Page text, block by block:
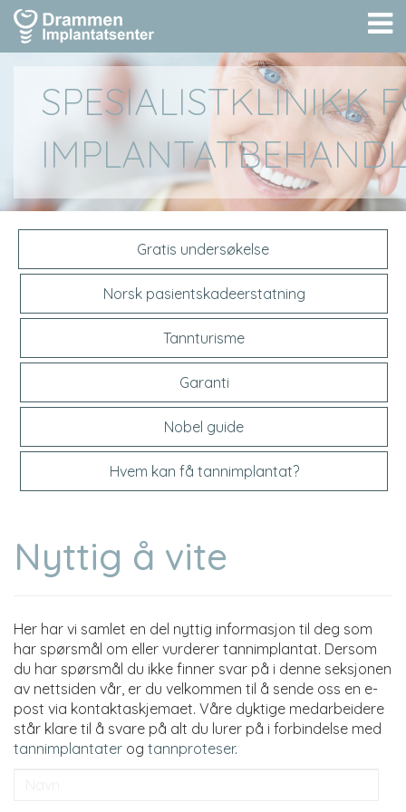
SPESIALISTKLINIKK
Gratis undersøkelse
Norsk pasientskadeerstatning
Tannturisme
Garanti
Nobel guide
Hvem kan få tannimplantat?
Nyttig å vite
Her har vi samlet en del nyttig informasjon til deg som
har spørsmål om eller vurderer tannimplantat. Dersom
du har spørsmål du ikke finner svar på i denne seksjonen
av nettsiden vår, er du velkommen til å sende oss en e-
post via kontaktaskjemaet. Våre dyktige medarbeidere
står klare til å svare på alt du lurer på i forbindelse med
tannimplantater og tannproteser.